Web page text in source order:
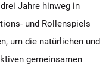
Jahre hinweg in
und Rollenspiels
um die natürlichen und
gemeinsamen